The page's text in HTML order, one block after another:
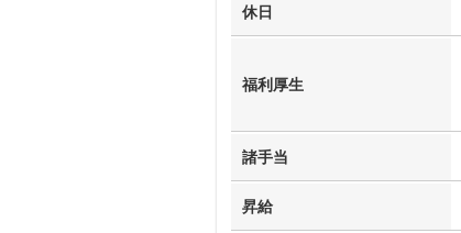
休日
福利厚生
諸手当
昇給